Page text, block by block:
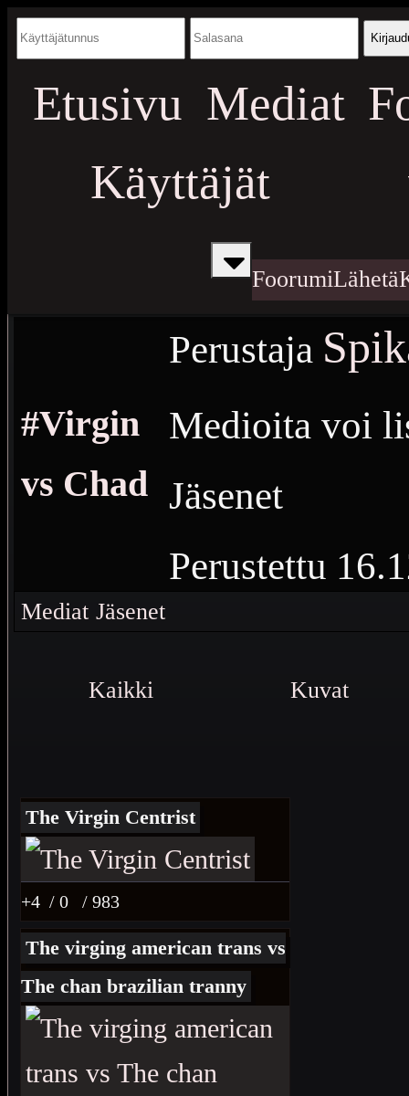
Etusivu Mediat
Käyttäjät
FoorumiLähetä
#Virgin
vs Chad
Perustaja
Medioita voi
Jäsenet
Perustettu
Virgin vs
Mediat Jäsenet
Kaikki Kuvat
The Virgin Centrist
+4 / 0 / 983
The virging american trans vs
The chan brazilian tranny